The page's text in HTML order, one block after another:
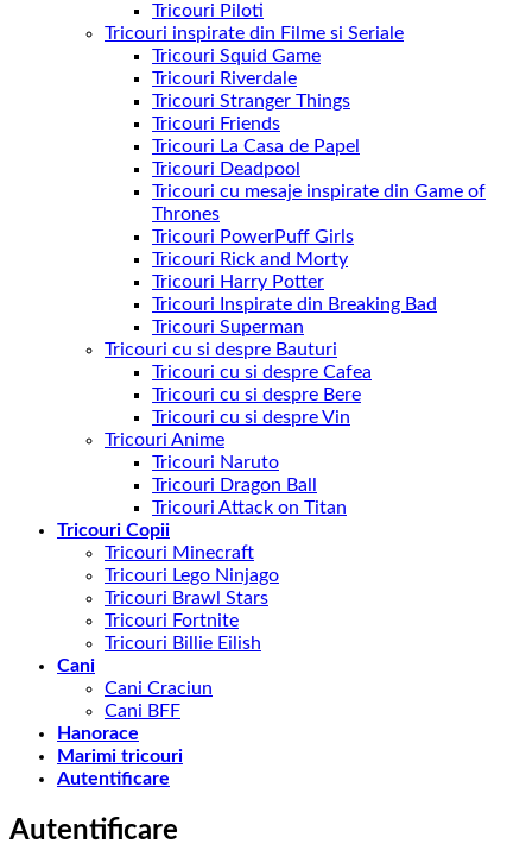
Tricouri Piloti
Tricouri inspirate din Filme si Seriale
Tricouri Squid Game
Tricouri Riverdale
Tricouri Stranger Things
Tricouri Friends
Tricouri La Casa de Papel
Tricouri Deadpool
Tricouri cu mesaje inspirate din Game of
Thrones
Tricouri PowerPuff Girls
Tricouri Rick and Morty
Tricouri Harry Potter
Tricouri Inspirate din Breaking Bad
Tricouri Superman
Tricouri cu si despre Bauturi
Tricouri cu si despre Cafea
Tricouri cu si despre Bere
Tricouri cu si despre Vin
Tricouri Anime
Tricouri Naruto
Tricouri Dragon Ball
Tricouri Attack on Titan
Tricouri Copii
Tricouri Minecraft
Tricouri Lego Ninjago
Tricouri Brawl Stars
Tricouri Fortnite
Tricouri Billie Eilish
Cani
Cani Craciun
Cani BFF
Hanorace
Marimi tricouri
Autentificare
Autentificare